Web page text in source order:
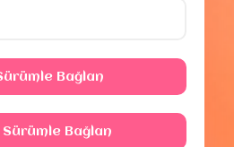
Bağlan
Bağlan